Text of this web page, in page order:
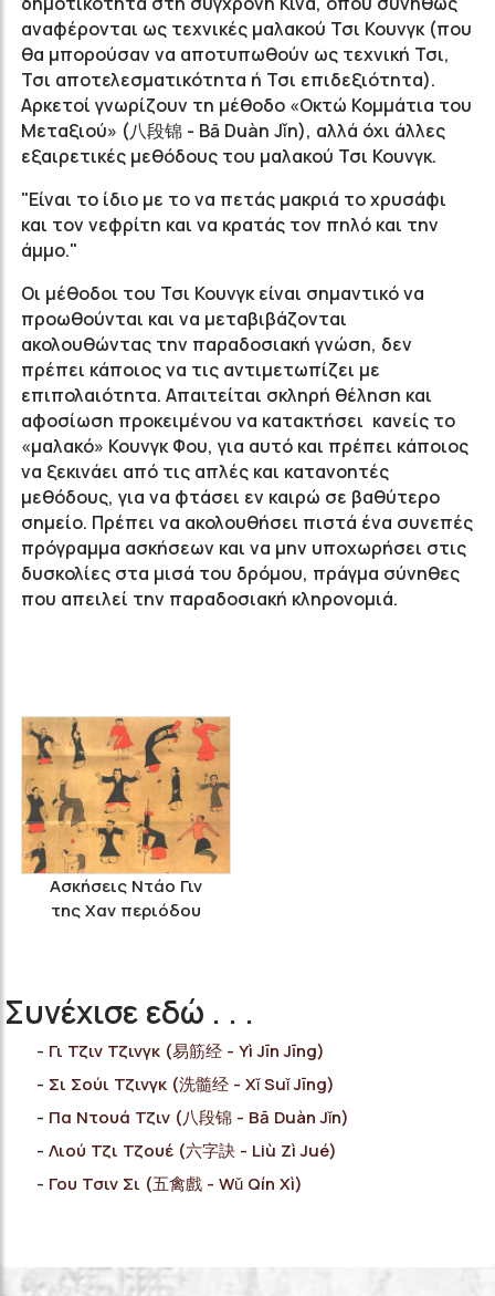
αναφέρονται ως τεχνικές μαλακού Τσι Κουνγκ (που
θα μπορούσαν να αποτυπωθούν ως τεχνική Τσι,
Τσι αποτελεσματικότητα ή Τσι επιδεξιότητα).
Αρκετοί γνωρίζουν τη μέθοδο «Οκτώ Κομμάτια του
Μεταξιού» (八段锦 - Bā Duàn Jǐn), αλλά όχι άλλες
εξαιρετικές μεθόδους του μαλακού Τσι Κουνγκ.
"Είναι το ίδιο με το να πετάς μακριά το χρυσάφι
και τον νεφρίτη και να κρατάς τον πηλό και την
άμμο."
Οι μέθοδοι του Τσι Κουνγκ είναι σημαντικό να
προωθούνται και να μεταβιβάζονται
ακολουθώντας την παραδοσιακή γνώση, δεν
πρέπει κάποιος να τις αντιμετωπίζει με
επιπολαιότητα. Απαιτείται σκληρή θέληση και
αφοσίωση προκειμένου να κατακτήσει κανείς το
«μαλακό» Κουνγκ Φου, για αυτό και πρέπει κάποιος
να ξεκινάει από τις απλές και κατανοητές
μεθόδους, για να φτάσει εν καιρώ σε βαθύτερο
σημείο. Πρέπει να ακολουθήσει πιστά ένα συνεπές
πρόγραμμα ασκήσεων και να μην υποχωρήσει στις
δυσκολίες στα μισά του δρόμου, πράγμα σύνηθες
που απειλεί την παραδοσιακή κληρονομιά.
Ασκήσεις Ντάο Γιν
της Χαν περιόδου
Συνέχισε εδώ . . .
Γι Τζιν Τζινγκ (易筋经 - Yì Jīn Jīng)
Σι Σούι Τζινγκ (洗髓经 - Xǐ Suǐ Jīng)
Πα Ντουά Τζιν (八段锦 - Bā Duàn Jǐn)
Λιού Τζι Τζουέ (六字訣 - Liù Zì Jué)
Γου Τσιν Σι (五禽戲 - Wǔ Qín Xì)